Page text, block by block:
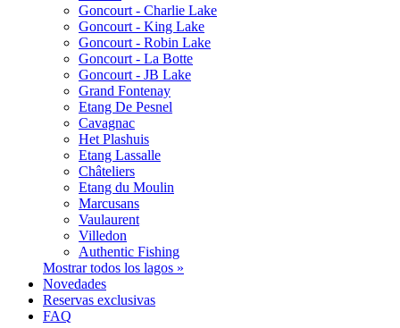
Goncourt - Charlie Lake
Goncourt - King Lake
Goncourt - Robin Lake
Goncourt - La Botte
Goncourt - JB Lake
Grand Fontenay
Etang De Pesnel
Cavagnac
Het Plashuis
Etang Lassalle
Châteliers
Etang du Moulin
Marcusans
Vaulaurent
Villedon
Authentic Fishing
Mostrar todos los lagos »
Novedades
Reservas exclusivas
FAQ